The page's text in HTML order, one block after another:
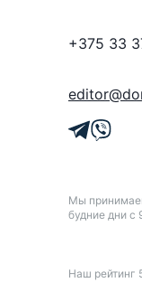
+375 33
Мы
будние дни с
Наш рейтинг